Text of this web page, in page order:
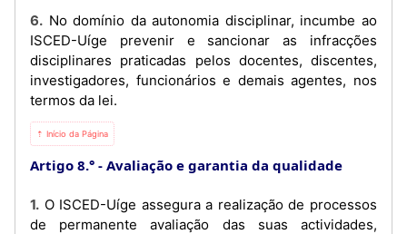
6. No domínio da autonomia disciplinar, incumbe ao
ISCED-Uíge prevenir e sancionar as infracções
disciplinares praticadas pelos docentes, discentes,
investigadores, funcionários e demais agentes, nos
termos da lei.
⇡ Início da Página
Artigo 8.° Avaliação e garantia da qualidade
1. O ISCED-Uíge assegura a realização de processos
de permanente avaliação das suas actividades,